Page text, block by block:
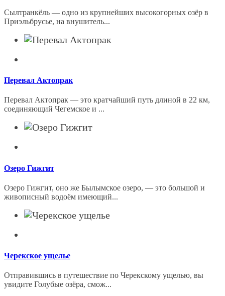
Сылтранкёль — одно из крупнейших высокогорных озёр в
Приэльбрусье, на внушитель...
Перевал Актопрак
Перевал Актопрак — это кратчайший путь длиной в 22 км,
соединяющий Чегемское и ...
Озеро Гижгит
Озеро Гижгит, оно же Былымское озеро, — это большой и
живописный водоём имеющий...
Черекское ущелье
Отправившись в путешествие по Черекскому ущелью, вы
увидите Голубые озёра, смож...